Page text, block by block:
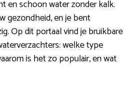
en schoon water zonder kalk.
gezondheid, en je bent
Op dit portaal vind je bruikbare
welke type
is het zo populair, en wat